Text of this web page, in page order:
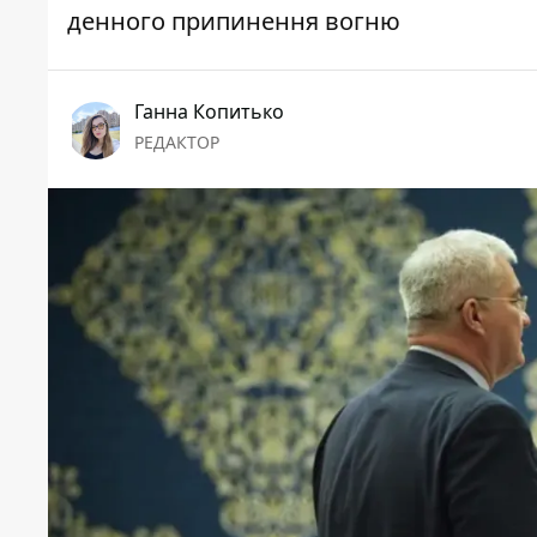
денного припинення вогню
Ганна Копитько
РЕДАКТОР